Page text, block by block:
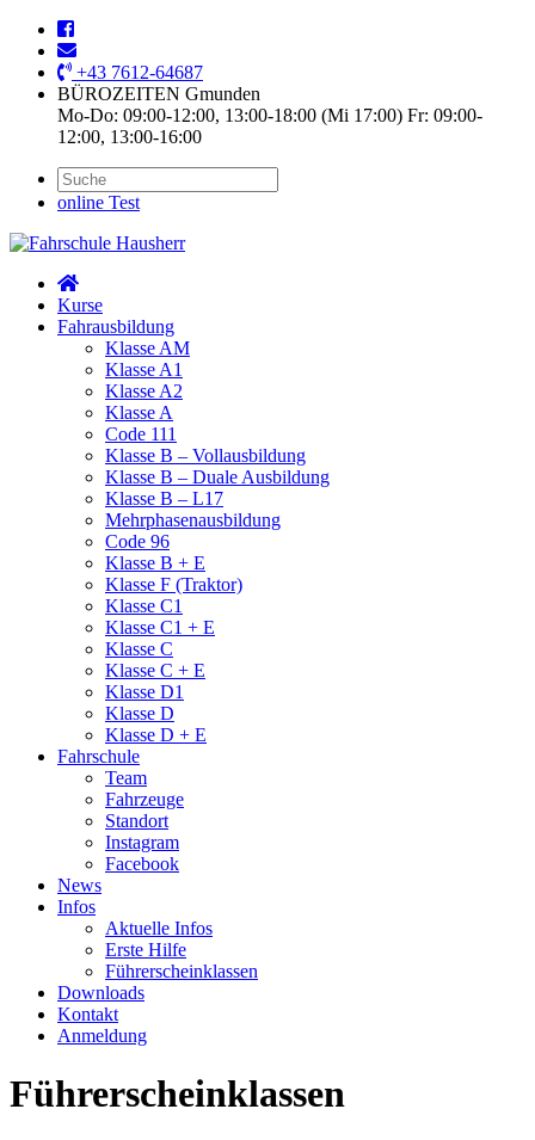
+43 7612-64687
BÜROZEITEN Gmunden
Mo-Do: 09:00-12:00, 13:00-18:00 (Mi 17:00) Fr: 09:00-
12:00, 13:00-16:00
online Test
Kurse
Fahrausbildung
Klasse AM
Klasse A1
Klasse A2
Klasse A
Code 111
Klasse B – Vollausbildung
Klasse B – Duale Ausbildung
Klasse B – L17
Mehrphasenausbildung
Code 96
Klasse B + E
Klasse F (Traktor)
Klasse C1
Klasse C1 + E
Klasse C
Klasse C + E
Klasse D1
Klasse D
Klasse D + E
Fahrschule
Team
Fahrzeuge
Standort
Instagram
Facebook
News
Infos
Aktuelle Infos
Erste Hilfe
Führerscheinklassen
Downloads
Kontakt
Anmeldung
Führerscheinklassen